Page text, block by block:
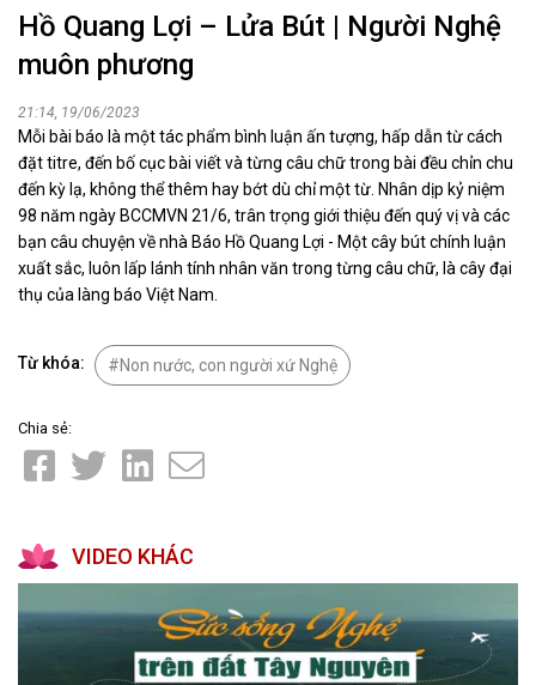
Hồ Quang Lợi – Lửa Bút | Người Nghệ
muôn phương
21:14, 19/06/2023
Mỗi bài báo là một tác phẩm bình luận ấn tượng, hấp dẫn từ cách
đặt titre, đến bố cục bài viết và từng câu chữ trong bài đều chỉn chu
đến kỳ lạ, không thể thêm hay bớt dù chỉ một từ. Nhân dịp kỷ niệm
98 năm ngày BCCMVN 21/6, trân trọng giới thiệu đến quý vị và các
bạn câu chuyện về nhà Báo Hồ Quang Lợi - Một cây bút chính luận
xuất sắc, luôn lấp lánh tính nhân văn trong từng câu chữ, là cây đại
thụ của làng báo Việt Nam.
Từ khóa: Non nước, con người xứ Nghệ
Chia sẻ:
VIDEO KHÁC